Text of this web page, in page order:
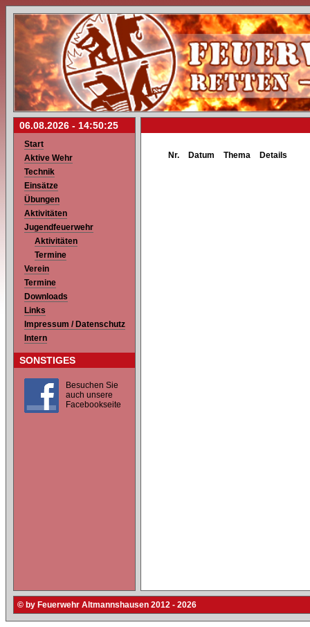
06.08.2026 - 14:50:25
Start
Aktive Wehr
Technik
Einsätze
Übungen
Aktivitäten
Jugendfeuerwehr
Aktivitäten
Termine
Verein
Termine
Downloads
Links
Impressum / Datenschutz
Intern
SONSTIGES
Besuchen Sie
auch unsere
Facebookseite
Nr. Datum Thema Details
© by Feuerwehr Altmannshausen 2012 - 2026